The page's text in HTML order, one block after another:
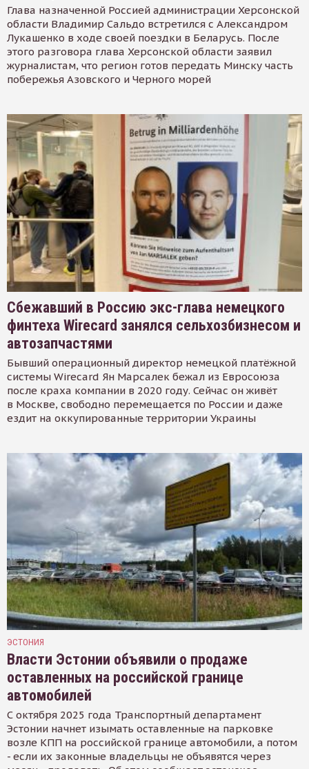
Глава назначенной Россией администрации Херсонской
области Владимир Сальдо встретился с Александром
Лукашенко в ходе своей поездки в Беларусь. После
этого разговора глава Херсонской области заявил
журналистам, что регион готов передать Минску часть
побережья Азовского и Черного морей
Сбежавший в Россию экс-глава немецкого
финтеха Wirecard занялся сельхозбизнесом и
автозапчастями
Бывший операционный директор немецкой платёжной
системы Wirecard Ян Марсалек бежал из Евросоюза
после краха компании в 2020 году. Сейчас он живёт
в Москве, свободно перемещается по России и даже
ездит на оккупированные территории Украины
ЭСТОНИЯ
Власти Эстонии объявили о продаже
оставленных на российской границе
автомобилей
С октября 2025 года Транспортный департамент
Эстонии начнет изымать оставленные на парковке
возле КПП на российской границе автомобили, а потом
- если их законные владельцы не объявятся через